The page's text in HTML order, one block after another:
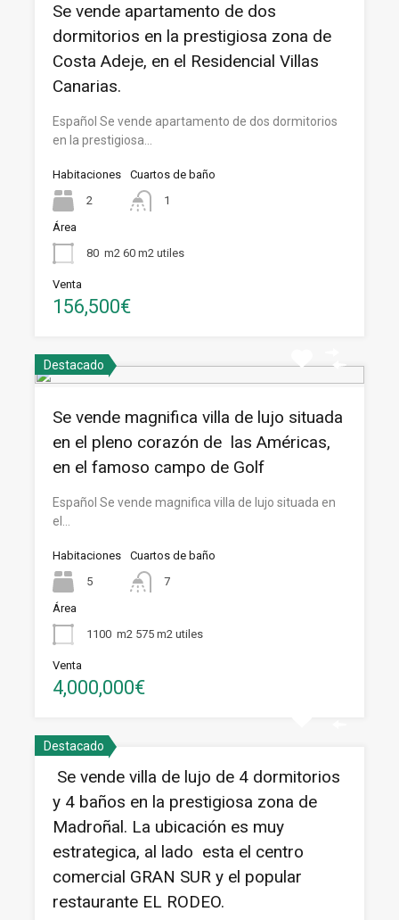
Se vende apartamento de dos
dormitorios en la prestigiosa zona de
Costa Adeje, en el Residencial Villas
Canarias.
Español Se vende apartamento de dos dormitorios
en la prestigiosa…
Habitaciones
2
Cuartos de baño
1
Área
80 m2 60 m2 utiles
Venta
156,500€
Destacado
Se vende magnifica villa de lujo situada
en el pleno corazón de las Américas,
en el famoso campo de Golf
Español Se vende magnifica villa de lujo situada en
el…
Habitaciones
5
Cuartos de baño
7
Área
1100 m2 575 m2 utiles
Venta
4,000,000€
Destacado
Se vende villa de lujo de 4 dormitorios
y 4 baños en la prestigiosa zona de
Madroñal. La ubicación es muy
estrategica, al lado esta el centro
comercial GRAN SUR y el popular
restaurante EL RODEO.